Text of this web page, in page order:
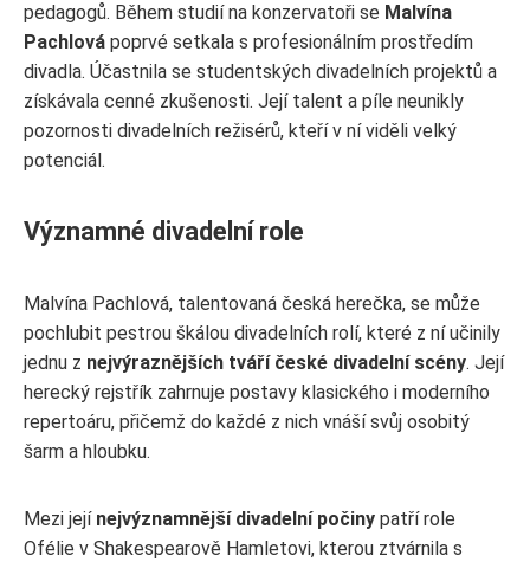
pedagogů. Během studií na konzervatoři se Malvína
Pachlová poprvé setkala s profesionálním prostředím
divadla. Účastnila se studentských divadelních projektů a
získávala cenné zkušenosti. Její talent a píle neunikly
pozornosti divadelních režisérů, kteří v ní viděli velký
potenciál.
Významné divadelní role
Malvína Pachlová, talentovaná česká herečka, se může
pochlubit pestrou škálou divadelních rolí, které z ní učinily
jednu z nejvýraznějších tváří české divadelní scény. Její
herecký rejstřík zahrnuje postavy klasického i moderního
repertoáru, přičemž do každé z nich vnáší svůj osobitý
šarm a hloubku.
Mezi její nejvýznamnější divadelní počiny patří role
Ofélie v Shakespearově Hamletovi, kterou ztvárnila s